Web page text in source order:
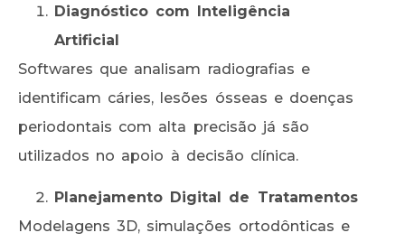
Diagnóstico com Inteligência
Artificial
Softwares que analisam radiografias e
identificam cáries, lesões ósseas e doenças
periodontais com alta precisão já são
utilizados no apoio à decisão clínica.
Planejamento Digital de Tratamentos
Modelagens 3D, simulações ortodônticas e